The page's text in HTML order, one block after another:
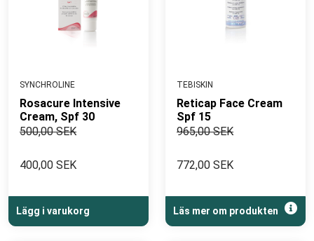
SYNCHROLINE
Rosacure Intensive
Cream, Spf 30
500,00 SEK
400,00 SEK
Lägg i varukorg
TEBISKIN
Reticap Face Cream
Spf 15
965,00 SEK
772,00 SEK
Läs mer om produkten